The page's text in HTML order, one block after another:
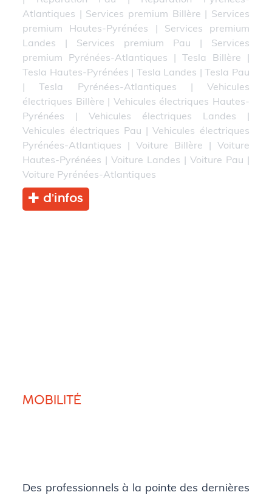
Atlantiques | Services premium Billère | Services
premium Hautes-Pyrénées | Services premium
Landes | Services premium Pau | Services
premium Pyrénées-Atlantiques | Tesla Billère |
Tesla Hautes-Pyrénées | Tesla Landes |Tesla Pau
|Tesla Pyrénées-Atlantiques | Vehicules
électriques Billère | Vehicules électriques Hautes-
Pyrénées |Vehicules électriques Landes |
Vehicules électriques Pau |Vehicules électriques
Pyrénées-Atlantiques |Voiture Billère | Voiture
Hautes-Pyrénées |Voiture Landes | Voiture Pau |
Voiture Pyrénées-Atlantiques
d’infos
MOBILITÉ
Des professionnels à la pointe des dernières